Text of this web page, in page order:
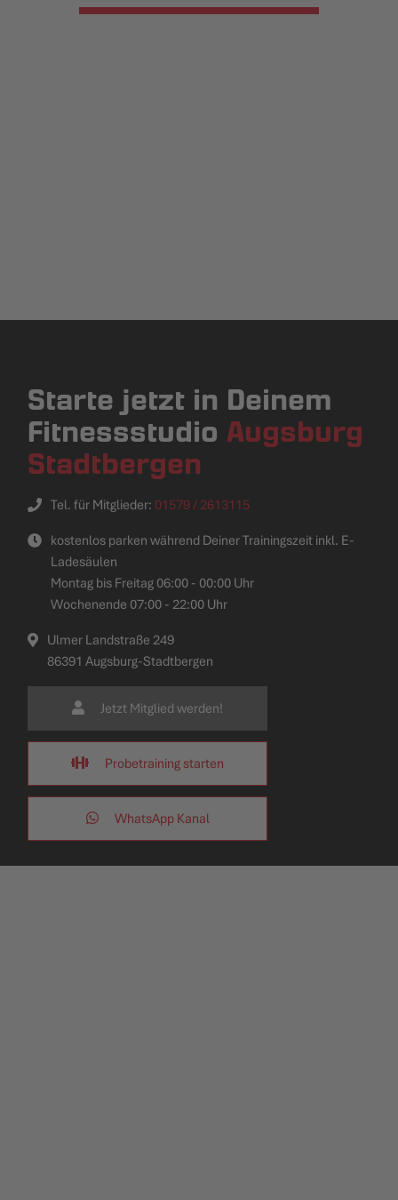
Starte jetzt in Deinem
Fitnessstudio Augsburg
Stadtbergen
Tel. für Mitglieder: 01579 / 2613115
kostenlos parken während Deiner Trainingszeit inkl. E-
Ladesäulen
Montag bis Freitag 06:00 - 00:00 Uhr
Wochenende 07:00 - 22:00 Uhr
Ulmer Landstraße 249
86391 Augsburg-Stadtbergen
Jetzt Mitglied werden!
Probetraining starten
WhatsApp Kanal